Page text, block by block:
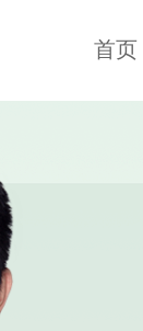
首页